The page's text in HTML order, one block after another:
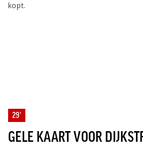
kopt.
29'
GELE KAART VOOR